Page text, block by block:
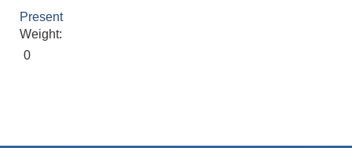
Present
Weight:
0